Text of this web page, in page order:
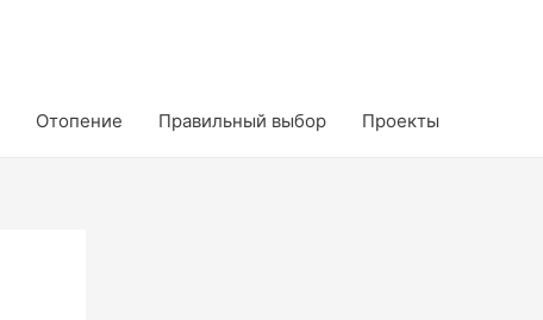
Отопение Правильный выбор Проекты